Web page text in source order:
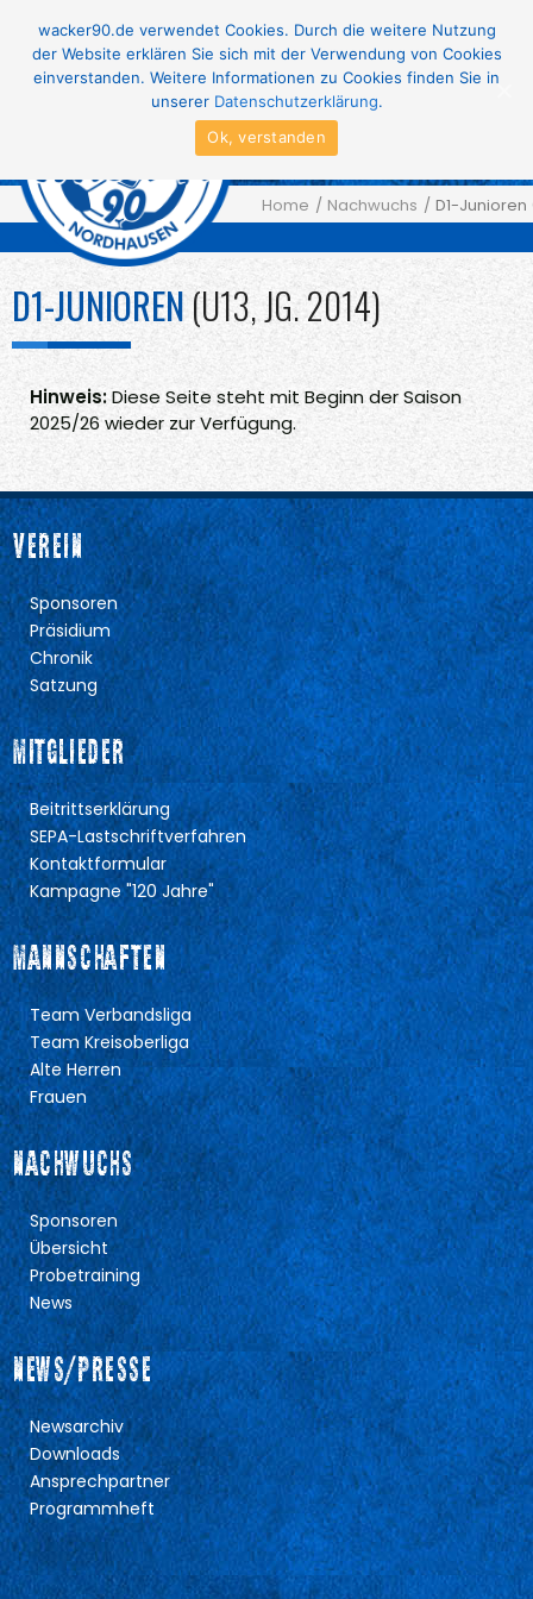
Menu
Home Nachwuchs D1-Junioren
D1-JUNIOREN(U13, JG. 2014)
Hinweis:Diese Seite steht mit Beginn der Saison
2025/26 wieder zur Verfügung.
VEREIN
Sponsoren
Präsidium
Chronik
Satzung
MITGLIEDER
Beitrittserklärung
SEPA-Lastschriftverfahren
Kontaktformular
Kampagne "120 Jahre"
MANNSCHAFTEN
Team Verbandsliga
Team Kreisoberliga
Alte Herren
Frauen
NACHWUCHS
Sponsoren
Übersicht
Probetraining
News
NEWS/PRESSE
Newsarchiv
Downloads
Ansprechpartner
Programmheft
wacker90.de verwendet Cookies. Durch die weitere Nutzung
der Website erklären Sie sich mit der Verwendung von Cookies
einverstanden. Weitere Informationen zu Cookies finden Sie in
unserer Datenschutzerklärung.
Ok, verstanden